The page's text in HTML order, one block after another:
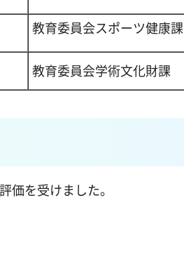
教育委員会スポーツ健康課
教育委員会学術文化財課
価を受けました。